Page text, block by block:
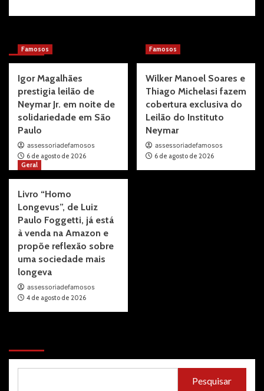
More Stories
Famosos
Igor Magalhães
prestigia leilão de
Neymar Jr. em noite de
solidariedade em São
Paulo
assessoriadefamosos
6 de agosto de 2026
Famosos
Wilker Manoel Soares e
Thiago Michelasi fazem
cobertura exclusiva do
Leilão do Instituto
Neymar
assessoriadefamosos
6 de agosto de 2026
Geral
Livro “Homo
Longevus”, de Luiz
Paulo Foggetti, já está
à venda na Amazon e
propõe reflexão sobre
uma sociedade mais
longeva
assessoriadefamosos
4 de agosto de 2026
Pesquisar